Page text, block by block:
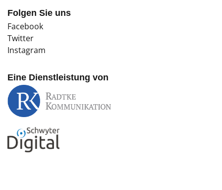
Folgen Sie uns
Facebook
Twitter
Instagram
Eine Dienstleistung von